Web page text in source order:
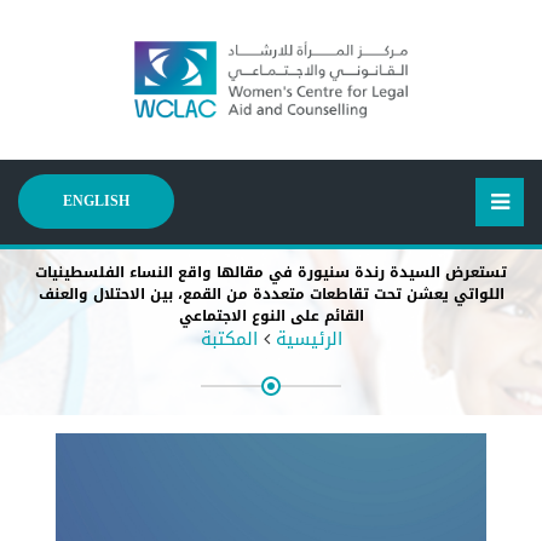
ENGLISH
تستعرض السيدة رندة سنيورة في مقالها واقع النساء الفلسطينيات
اللواتي يعشن تحت تقاطعات متعددة من القمع، بين الاحتلال والعنف
القائم على النوع الاجتماعي
الرئيسية المكتبة